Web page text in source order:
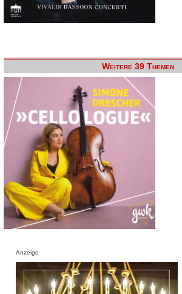
Weitere 39 Themen
Anzeige